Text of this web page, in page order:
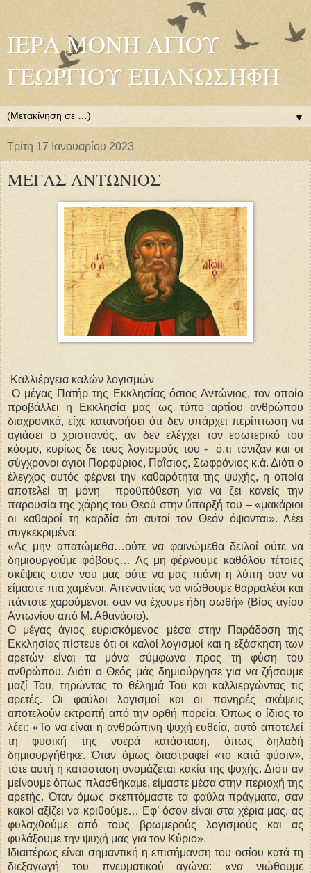
ΙΕΡΑ ΜΟΝΗ ΑΓΙΟΥ
ΓΕΩΡΓΙΟΥ ΕΠΑΝΩΣΗΦΗ
▼
Τρίτη 17 Ιανουαρίου 2023
ΜΕΓΑΣ ΑΝΤΩΝΙΟΣ
Καλλιέργεια καλών λογισμών
Ο μέγας Πατήρ της Εκκλησίας όσιος Αντώνιος, τον οποίο
προβάλλει η Εκκλησία μας ως τύπο αρτίου ανθρώπου
διαχρονικά, είχε κατανοήσει ότι δεν υπάρχει περίπτωση να
αγιάσει ο χριστιανός, αν δεν ελέγχει τον εσωτερικό του
κόσμο, κυρίως δε τους λογισμούς του - ό,τι τόνιζαν και οι
σύγχρονοι άγιοι Πορφύριος, Παῒσιος, Σωφρόνιος κ.ά. Διότι ο
έλεγχος αυτός φέρνει την καθαρότητα της ψυχής, η οποία
αποτελεί τη μόνη προϋπόθεση για να ζει κανείς την
παρουσία της χάρης του Θεού στην ύπαρξή του – «μακάριοι
οι καθαροί τη καρδία ότι αυτοί τον Θεόν όψονται». Λέει
συγκεκριμένα:
«Ας μην απατώμεθα…ούτε να φαινώμεθα δειλοί ούτε να
δημιουργούμε φόβους… Ας μη φέρνουμε καθόλου τέτοιες
σκέψεις στον νου μας ούτε να μας πιάνη η λύπη σαν να
είμαστε πια χαμένοι. Απεναντίας να νιώθουμε θαρραλέοι και
πάντοτε χαρούμενοι, σαν να έχουμε ήδη σωθή» (Βίος αγίου
Αντωνίου από Μ. Αθανάσιο).
Ο μέγας άγιος ευρισκόμενος μέσα στην Παράδοση της
Εκκλησίας πίστευε ότι οι καλοί λογισμοί και η εξάσκηση των
αρετών είναι τα μόνα σύμφωνα προς τη φύση του
ανθρώπου. Διότι ο Θεός μάς δημιούργησε για να ζήσουμε
μαζί Του, τηρώντας το θέλημά Του και καλλιεργώντας τις
αρετές. Οι φαύλοι λογισμοί και οι πονηρές σκέψεις
αποτελούν εκτροπή από την ορθή πορεία. Όπως ο ίδιος το
λέει: «Το να είναι η ανθρώπινη ψυχή ευθεία, αυτό αποτελεί
τη φυσική της νοερά κατάσταση, όπως δηλαδή
δημιουργήθηκε. Όταν όμως διαστραφεί «το κατά φύσιν»,
τότε αυτή η κατάσταση ονομάζεται κακία της ψυχής. Διότι αν
μείνουμε όπως πλασθήκαμε, είμαστε μέσα στην περιοχή της
αρετής. Όταν όμως σκεπτόμαστε τα φαύλα πράγματα, σαν
κακοί αξίζει να κριθούμε… Εφ’ όσον είναι στα χέρια μας, ας
φυλαχθούμε από τους βρωμερούς λογισμούς και ας
φυλάξουμε την ψυχή μας για τον Κύριο».
Ιδιαιτέρως είναι σημαντική η επισήμανση του οσίου κατά τη
διεξαγωγή του πνευματικού αγώνα: «να νιώθουμε